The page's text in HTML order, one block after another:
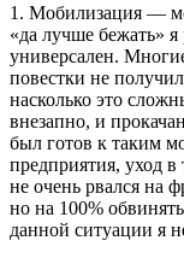
1. Мобилизация —
«да лучше бежать»
универсален.
повестки не
насколько это
внезапно, и
был готов к таким
предприятия, уход в
не очень рвался на
но на 100%
данной ситуации я